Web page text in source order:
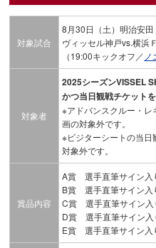
対象試合
8月30日（土）明治安
ヴィッセル神戸vs.横浜
（19:00キックオフ／
対象者
2025シーズンVISSEL
かつ当日観戦チケット
※アドバンスクルー・
画の対象外です。
※ビジターシートの当
対象外です。
賞品内容
A賞 選手直筆サイン入
B賞 選手直筆サイン入
C賞 選手直筆サイン入
D賞 選手直筆サイン入
E賞 選手直筆サイン入